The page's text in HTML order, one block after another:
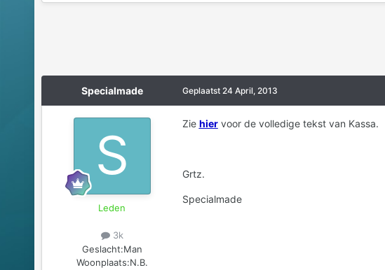
Specialmade
Leden
3k
Geslacht:Man
Woonplaats:N.B.
Geplaatst 24 April, 2013
Zie hiervoor de volledige tekst van Kassa.
Grtz.
Specialmade